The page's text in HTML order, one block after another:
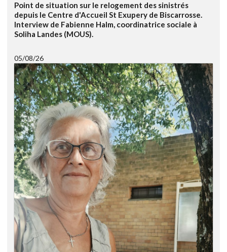
Point de situation sur le relogement des sinistrés
depuis le Centre d'Accueil St Exupery de Biscarrosse.
Interview de Fabienne Halm, coordinatrice sociale à
Soliha Landes (MOUS).
05/08/26